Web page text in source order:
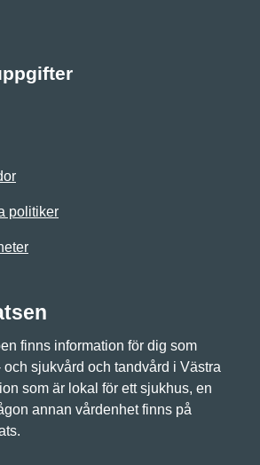
politiker
finns information för dig som
sjukvård och tandvård i Västra
som är lokal för ett sjukhus, en
annan vårdenhet finns på